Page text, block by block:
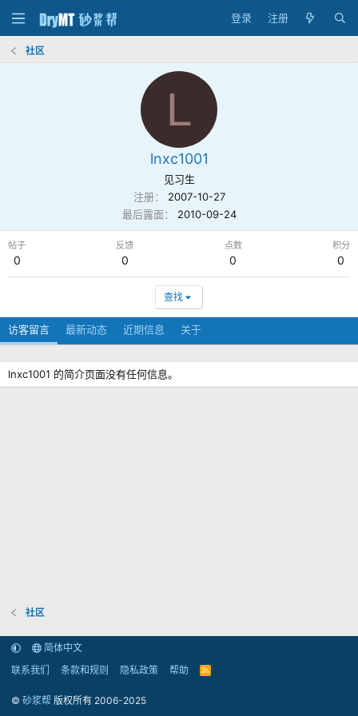
登录 注册
社区
L
lnxc1001
见习生
注册
2007-10-27
最后露面
2010-09-24
帖子
0
反馈
0
点数
0
积分
0
查找
访客留言 最新动态 近期信息 关于
lnxc1001 的简介页面没有任何信息。
社区
简体中文
联系我们
条款和规则 隐私政策 帮助
R
© 砂浆帮 版权所有 2006-2025